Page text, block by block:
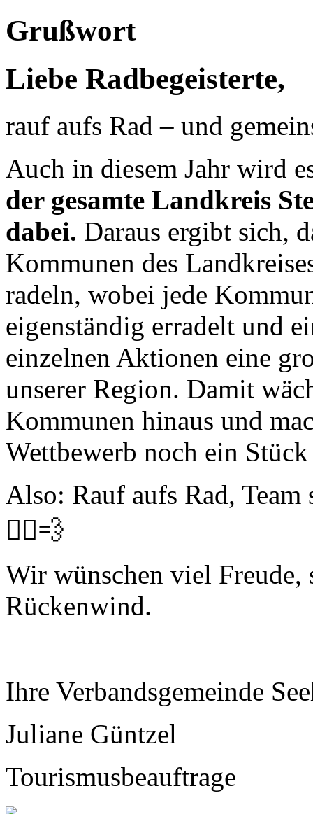
Grußwort
Liebe Radbegeisterte,
rauf aufs Rad – und
Auch in diesem Jahr wird
der gesamte Landkreis
dabei. Daraus ergibt sich,
Kommunen des
radeln, wobei jede
eigenständig erradelt und
einzelnen Aktionen eine
unserer Region. Damit
Kommunen hinaus und
Wettbewerb noch ein
Also: Rauf aufs Rad,
🚴‍♂️💨
Wir wünschen viel Freude,
Rückenwind.
Ihre Verbandsgemeinde
Juliane Güntzel
Tourismusbeauftrage